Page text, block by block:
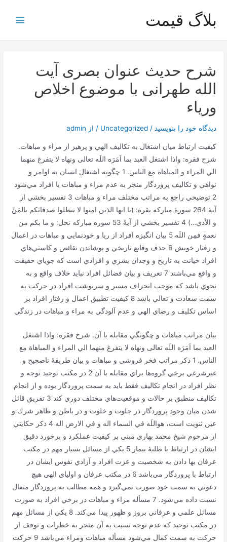
محتوا
بلاگ قیمت
شرح حدیث عنوان بصری آیت
الله طهرانی با موضوع اخلاص
وریاء
دیدگاه‌ خود را بنویسید /
Uncategorized / از admin
كيفيت ارتباط ميان اشتغال به تكاليف الهي و پرهيز از مراء و مباهات.
شرح فقره: واذا اشتغل العبد بما اَمَرَه اللَه تعالی ونهاه لا یتفرغ منهما
الي المراء و المباهاة مع الناس. 1 چگونه اشتغال انسان به اوامر و
نواهي و تكاليف پروردگار منجر به عدم مراء و مباهات با افراد مي‌شود
2 توضيحي راجع به مراتب مختلف مراء و مباهات 3 تفسير بخشي از
آيۀ 264 سورۀ مبارکه بقره: (يا ايها الذين امنوا لا تبطلوا صدقاتكم بالمَنِّ
و الأذي…) 4 تفسير بخشي از آيۀ 53 سوره مبارکه نحل: و ما بكم من
نعمةٍ فمِن اللَه 5 بیان انگيزه افراد از ريا و خودنمايي و مباهات در اعمال
و رفتار خويش 6 حذف وقايع تاريخي و پوشاندن نقائص و كاستي‌هاي
افراد خيانت به تاريخ و وجدان بشري و افرادي است كه جوياي حقيقت
و واقع مي‌باشند 7 تعريف و بيان فضائل افراد نبايد خلاف واقع و به
نحوي باشد كه موجب انحراف مسير و سرنوشت افراد در حركت به
سمت سعادت و تعالي باشد 8 كيفيت تطبيق اعمال و رفتار افراد بر
اساس تكليف و رضاي الهي و عدم آلودگي به مراء و مباهات در زندگي
بيان مراتب مباهات و چگونگي مقابله با آن. شرح فقره: واذا اشتغل
العبد بما اَمَرَه اللَه تعالی ونهاه لا یتفرغ منهما الي المراء و المباهاة مع
الناس. 1 ذكر مراتب فخر فروشي و مباهات و بيان طريقۀ ناصحيح و
غيرشرعي برخي گروه‌ها براي مقابله با آن 2 در مكتب توحيد توجه و
نظر افراد در انجام تكاليف فقط بايد به سمت پروردگار بوده و از انجام
تكاليف منطبق بر حالات و موقعيت‌هاي مختلف دوري كند 3 تفريق قائل
شدن ميان وجود پروردگار در جلوت و خلوت و در باطن و ظاهر شرك و
عين ثنويت است، هواللَه في السماء اله و في الارض اله 4 ذكر حكايتي
از مرحوم شيخ محمد بهاري مبني بر كيفيت عملكرد و برخورد دقیق
ايشان در ارتباط با طلبۀ بيمار 5 يكي از مسائل بسيار مهم در مكتب
عرفان بها دادن به شخصيت و عزت افراد و آزادي نفوس ايشان در
ارتباط با پروردگار مي‌باشد 6 در مكتب عرفان و اولياي الهي هيچ
دعوتي به سمت خود صورت نمي‌گيرد و همه مطالب به پروردگار متعال
نسبت داده مي‌شود. 7 مسأله مراء و مباهات در برخي افراد به صورت
مسائل علمي و عرفاني بروز و ظهور پيدا مي‌كند. 8 يكي از مسائل مهم
در مكتب توحيد كه عدم توجه نسبت به آن منجر به خطرات و توقف از
حركت به سمت كمال مي‌شود مسأله مباهات ومراء مي‌باشد 9 حركت